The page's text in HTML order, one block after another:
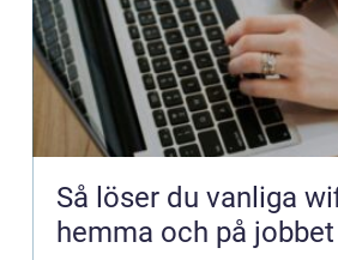
Så löser du vanliga
hemma och på jobbet